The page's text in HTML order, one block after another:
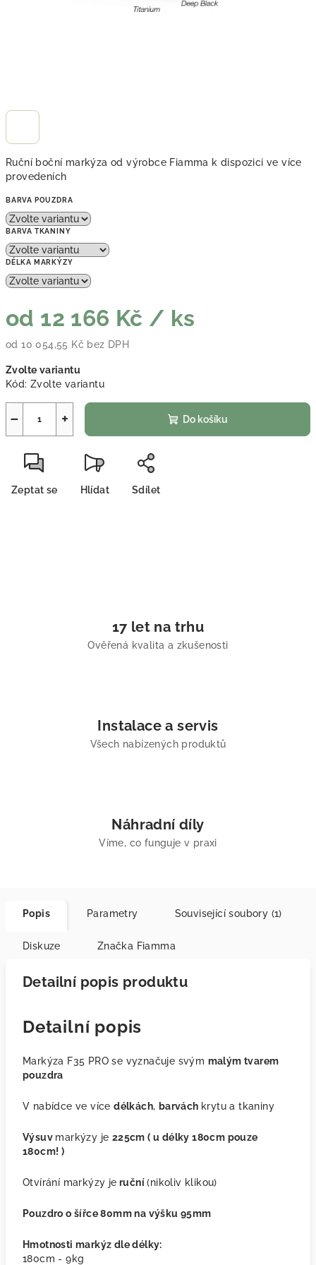
Ruční boční markýza od výrobce Fiamma k dispozici ve více
provedeních
BARVA POUZDRA
BARVA TKANINY
DÉLKA MARKÝZY
od 12 166 Kč / ks
od10 054,55 Kč bez DPH
Zvolte variantu
Kód: Zvolte variantu
+
− Do košíku
Zeptat se Hlídat Sdílet
17 let na trhu
Ověřená kvalita a zkušenosti
Instalace a servis
Všech nabízených produktů
Náhradní díly
Víme, co funguje v praxi
Popis Parametry Související soubory (1)
Diskuze Značka Fiamma
Detailní popis produktu
Detailní popis
Markýza F35 PRO se vyznačuje svým malým tvarem
pouzdra
V nabídce ve vícedélkách, barvách krytu a tkaniny
Výsuv markýzy je 225cm ( u délky 180cm pouze
180cm! )
Otvírání markýzy je ruční(nikoliv klikou)
Pouzdro o šířce 80mm na výšku 95mm
Hmotnosti markýz dle délky:
180cm - 9kg